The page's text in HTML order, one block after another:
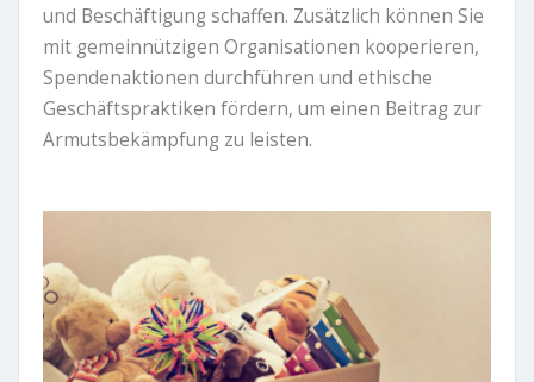
und Beschäftigung schaffen. Zusätzlich können Sie
mit gemeinnützigen Organisationen kooperieren,
Spendenaktionen durchführen und ethische
Geschäftspraktiken fördern, um einen Beitrag zur
Armutsbekämpfung zu leisten.